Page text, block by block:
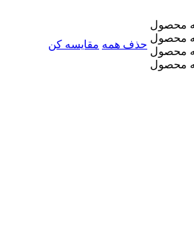
حذف همه مقایسه کن